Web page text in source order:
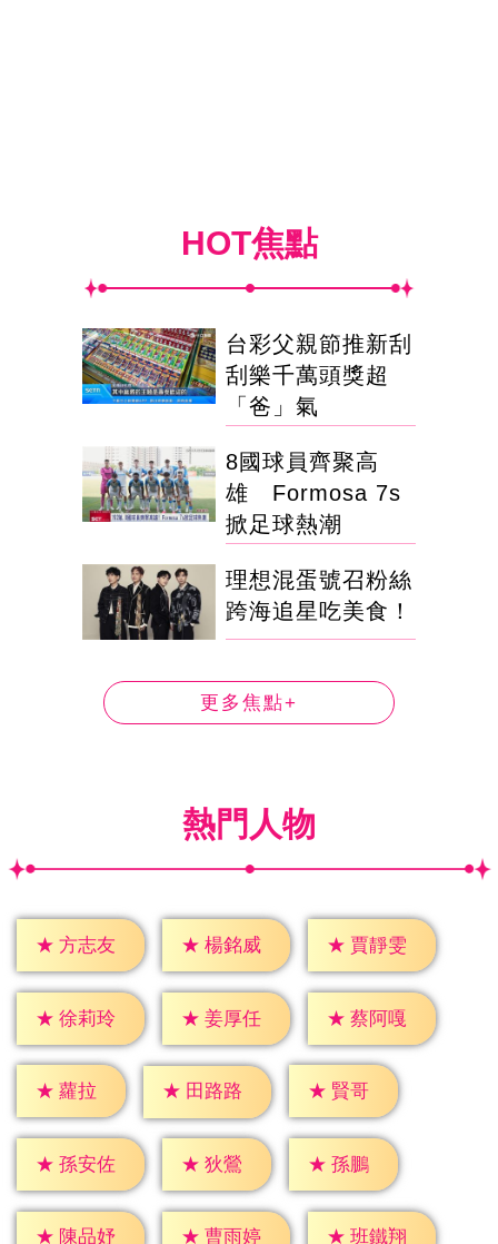
HOT焦點
台彩父親節推新刮
刮樂千萬頭獎超
「爸」氣
8國球員齊聚高
雄 Formosa 7s
掀足球熱潮
理想混蛋號召粉絲
跨海追星吃美食！
更多焦點+
熱門人物
★ 方志友 ★ 楊銘威 ★ 賈靜雯
★ 徐莉玲 ★ 姜厚任 ★ 蔡阿嘎
★ 蘿拉 ★ 田路路 ★ 賢哥
★ 孫安佐 ★ 狄鶯 ★ 孫鵬
★ 陳品妤 ★ 曹雨婷 ★ 班鐵翔